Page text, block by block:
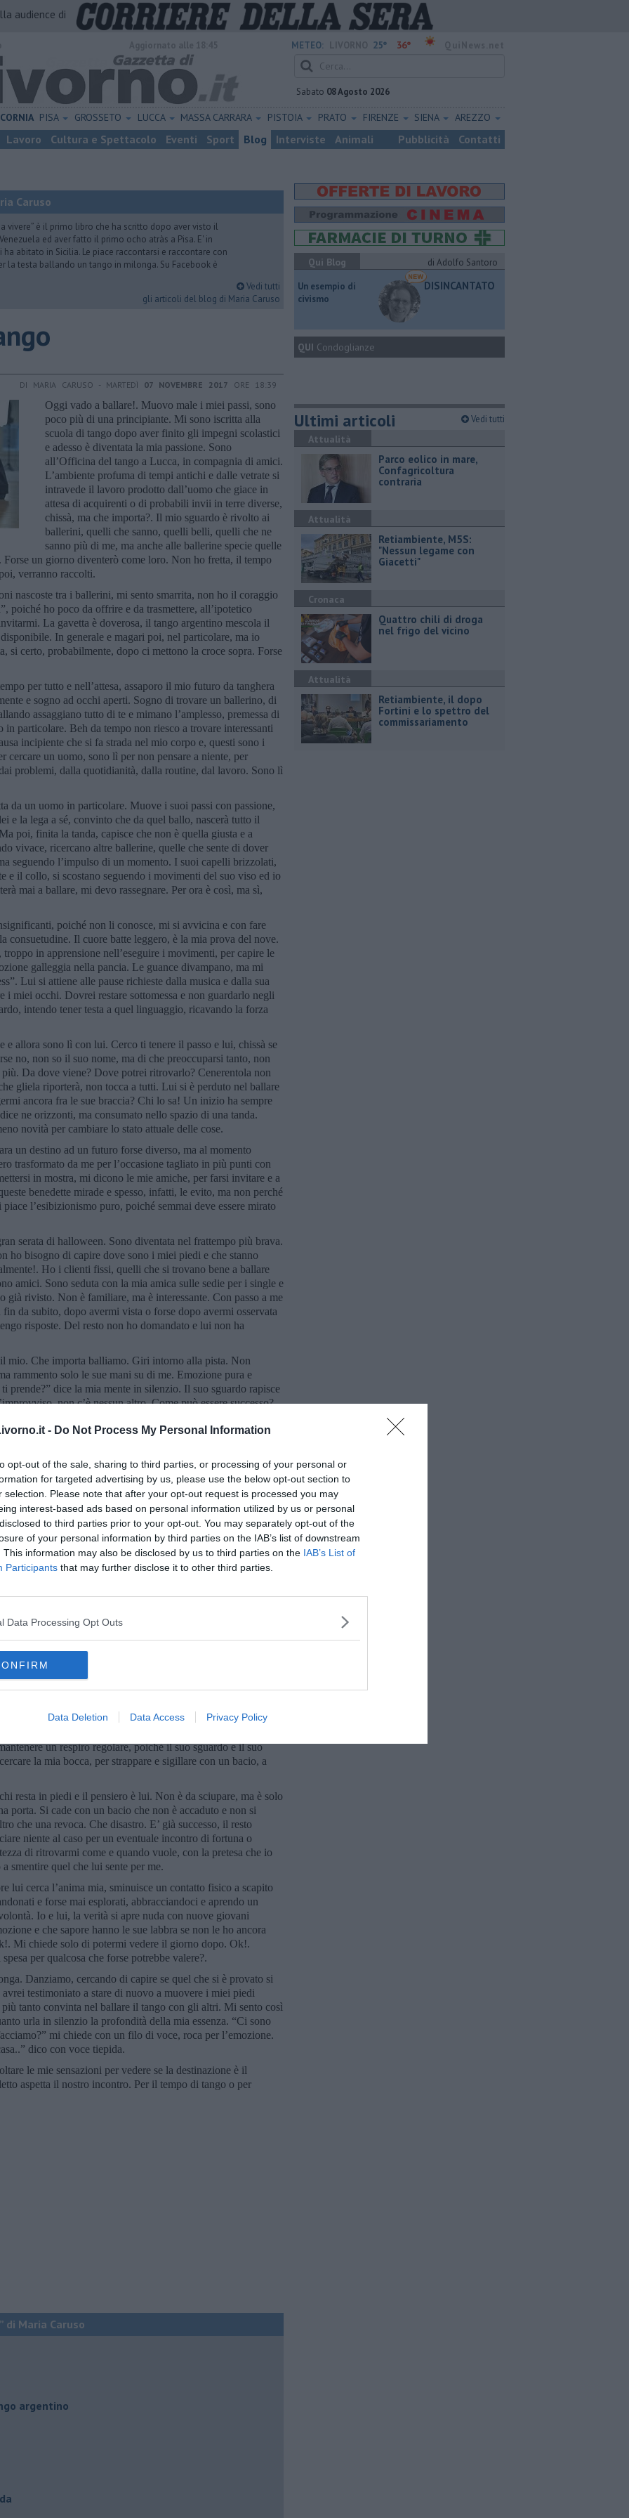
- Do Not Process My Personal Information
opt-out of the sale, sharing to third parties, or processing of your personal or
for targeted advertising by us, please use the below opt-out section to
selection. Please note that after your opt-out request is processed you may
interest-based ads based on personal information utilized by us or personal
to third parties prior to your opt-out. You may separately opt-out of the
of your personal information by third parties on the IAB’s list of downstream
This information may also be disclosed by us to third parties on the IAB’s List of
Participants that may further disclose it to other third parties.
Data Processing Opt Outs
Data Deletion Data Access Privacy Policy
audience di
METEO: 25° 36°
Sabato 08 Agosto 2026
PISA GROSSETO LUCCA MASSA CARRARA PISTOIA PRATO FIRENZE SIENA AREZZO
Lavoro Cultura e Spettacolo Eventi Sport Blog Interviste Animali Pubblicità Contatti
Caruso
da vivere” è il primo libro che ha scritto dopo aver visto il
ed aver fatto il primo ocho atràs a Pisa. E' in
abitato in Sicilia. Le piace raccontarsi e raccontare con
la testa ballando un tango in milonga. Su Facebook è
Vedi tutti
gli articoli del blog di Maria Caruso
DI MARIA CARUSO - MARTEDÌ 07 NOVEMBRE 2017 ORE 18:39
Oggi vado a ballare!. Muovo male i miei passi, sono
poco più di una principiante. Mi sono iscritta alla
scuola di tango dopo aver finito gli impegni scolastici
e adesso è diventata la mia passione. Sono
all’Officina del tango a Lucca, in compagnia di amici.
L’ambiente profuma di tempi antichi e dalle vetrate si
intravede il lavoro prodotto dall’uomo che giace in
attesa di acquirenti o di probabili invii in terre diverse,
chissà, ma che importa?. Il mio sguardo è rivolto ai
ballerini, quelli che sanno, quelli belli, quelli che ne
sanno più di me, ma anche alle ballerine specie quelle
un giorno diventerò come loro. Non ho fretta, il tempo
verranno raccolti.
nascoste tra i ballerini, mi sento smarrita, non ho il coraggio
poiché ho poco da offrire e da trasmettere, all’ipotetico
La gavetta è doverosa, il tango argentino mescola il
In generale e magari poi, nel particolare, ma io
si certo, probabilmente, dopo ci mettono la croce sopra. Forse
per tutto e nell’attesa, assaporo il mio futuro da tanghera
e sogno ad occhi aperti. Sogno di trovare un ballerino, di
assaggiano tutto di te e mimano l’amplesso, premessa di
in particolare. Beh da tempo non riesco a trovare interessanti
incipiente che si fa strada nel mio corpo e, questi sono i
cercare un uomo, sono lì per non pensare a niente, per
problemi, dalla quotidianità, dalla routine, dal lavoro. Sono lì
da un uomo in particolare. Muove i suoi passi con passione,
e la lega a sé, convinto che da quel ballo, nascerà tutto il
poi, finita la tanda, capisce che non è quella giusta e a
vivace, ricercano altre ballerine, quelle che sente di dover
seguendo l’impulso di un momento. I suoi capelli brizzolati,
e il collo, si scostano seguendo i movimenti del suo viso ed io
mai a ballare, mi devo rassegnare. Per ora è così, ma sì,
poiché non li conosce, mi si avvicina e con fare
consuetudine. Il cuore batte leggero, è la mia prova del nove.
in apprensione nell’eseguire i movimenti, per capire le
galleggia nella pancia. Le guance divampano, ma mi
Lui si attiene alle pause richieste dalla musica e dalla sua
i miei occhi. Dovrei restare sottomessa e non guardarlo negli
intendo tener testa a quel linguaggio, ricavando la forza
e allora sono lì con lui. Cerco ti tenere il passo e lui, chissà se
no, non so il suo nome, ma di che preoccuparsi tanto, non
Da dove viene? Dove potrei ritrovarlo? Cenerentola non
gliela riporterà, non tocca a tutti. Lui si è perduto nel ballare
ancora fra le sue braccia? Chi lo sa! Un inizio ha sempre
ne orizzonti, ma consumato nello spazio di una tanda.
novità per cambiare lo stato attuale delle cose.
un destino ad un futuro forse diverso, ma al momento
trasformato da me per l’occasione tagliato in più punti con
in mostra, mi dicono le mie amiche, per farsi invitare e a
benedette mirade e spesso, infatti, le evito, ma non perché
l’esibizionismo puro, poiché semmai deve essere mirato
serata di halloween. Sono diventata nel frattempo più brava.
ho bisogno di capire dove sono i miei piedi e che stanno
Ho i clienti fissi, quelli che si trovano bene a ballare
amici. Sono seduta con la mia amica sulle sedie per i single e
rivisto. Non è familiare, ma è interessante. Con passo a me
da subito, dopo avermi vista o forse dopo avermi osservata
risposte. Del resto non ho domandato e lui non ha
mio. Che importa balliamo. Giri intorno alla pista. Non
rammento solo le sue mani su di me. Emozione pura e
prende?” dice la mia mente in silenzio. Il suo sguardo rapisce
non c’è nessun altro. Come può essere successo?.
la sua realtà, il mio sentire. La tanda non finisce, ma forse è
continuo ancora a danzare nuovi balli e nuove melodie.
con un altro?. Non lo so. Bugiarda, parlavo e neanche
così, come l’altra volta, esiste, solo per un frangente. Lui poi
così, meno problemi e meno complicazioni. Nessun aiuto
attuale. Non ho poi l’età per tornare ad essere la
ero lì per ballare. Punto e basta.
noiosa e stupida. Mi vesto senza ricerche particolari
so che non dipende da questo o altro, l’esito della serata.
è disponibile. Finalmente Rebecca viene con me ma arrivo
vedo l’ora di immergermi nella musica per dimenticare e
vede sorride e mi dice: “Finalmente!”. Mi invita subito a
Finalmente!. Poi si avvicina un uomo quasi di
con un sorriso estasiato. Non sicura si rivolgesse a me, per
rimango seduta e rimando: “Sei sicuro di dire a me?”.
di un sole che confina con le mani intrecciate
si posson cercare, gli occhi sprofondano nei meandri
mormorio del cuore, nel momento. Si dice in giro che nulla
alla nuova e lui è nuovo di zecca. La musica dolce, più volte
oltre a far muovere gambe e braccia, si agitano
l’istante. E’ accaduto ancor prima di essere un fatto.
un respiro regolare, poiché il suo sguardo e il suo
la mia bocca, per strappare e sigillare con un bacio, a
resta in piedi e il pensiero è lui. Non è da sciupare, ma è solo
porta. Si cade con un bacio che non è accaduto e non si
che una revoca. Che disastro. E’ già successo, il resto
niente al caso per un eventuale incontro di fortuna o
di ritrovarmi come e quando vuole, con la pretesa che io
smentire quel che lui sente per me.
lui cerca l’anima mia, sminuisce un contatto fisico a scapito
e forse mai esplorati, abbracciandoci e aprendo un
Io e lui, la verità si apre nuda con nuove giovani
e che sapore hanno le sue labbra se non le ho ancora
Mi chiede solo di potermi vedere il giorno dopo. Ok!.
per qualcosa che forse potrebbe valere?.
Danziamo, cercando di capire se quel che si è provato si
testimoniato a stare di nuovo a muovere i miei piedi
tanto convinta nel ballare il tango con gli altri. Mi sento così
urla in silenzio la profondità della mia essenza. “Ci sono
mi chiede con un filo di voce, roca per l’emozione.
dico con voce tiepida.
le mie sensazioni per vedere se la destinazione è il
aspetta il nostro incontro. Per il tempo di tango o per
di Maria Caruso
argentino
Qui Blog
di Adolfo Santoro
​Un esempio di
civismo
DISINCANTATO
QUI Condoglianze
Ultimi articoli Vedi tutti
Attualità
Parco eolico in mare,
Confagricoltura
contraria
Attualità
Retiambiente, M5S:
"Nessun legame con
Giacetti"
Cronaca
Quattro chili di droga
nel frigo del vicino
Attualità
Retiambiente, il dopo
Fortini e lo spettro del
commissariamento